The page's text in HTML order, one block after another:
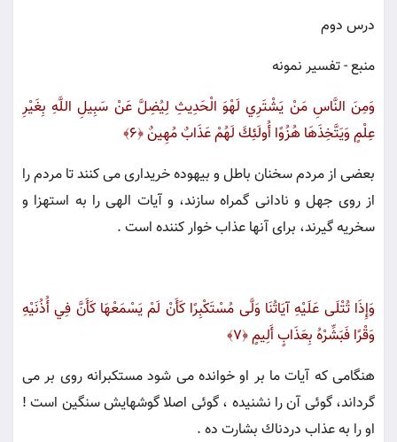
درس دوم
منبع - تفسیر نمونه
وَمِنَ النَّاسِ مَنْ يَشْتَرِي لَهْوَ الْحَدِيثِ لِيُضِلَّ عَنْ سَبِيلِ اللَّهِ بِغَيْرِ
عِلْمٍ وَيَتَّخِذَهَا هُزُوًا أُولَئِكَ لَهُمْ عَذَابٌ مُهِينٌ ﴿۶﴾
بعضى از مردم سخنان باطل و بيهوده خريدارى مى كنند تا مردم را
از روى جهل و نادانى گمراه سازند، و آيات الهى را به استهزا و
سخريه گيرند، براى آنها عذاب خوار كننده است .
وَإِذَا تُتْلَى عَلَيْهِ آيَاتُنَا وَلَّى مُسْتَكْبِرًا كَأَنْ لَمْ يَسْمَعْهَا كَأَنَّ فِي أُذُنَيْهِ
وَقْرًا فَبَشِّرْهُ بِعَذَابٍ أَلِيمٍ ﴿۷﴾
هنگامى كه آيات ما بر او خوانده مى شود مستكبرانه روى بر مى
گرداند، گوئى آن را نشنيده ، گوئى اصلا گوشهايش سنگين است !
او را به عذاب دردناك بشارت ده .